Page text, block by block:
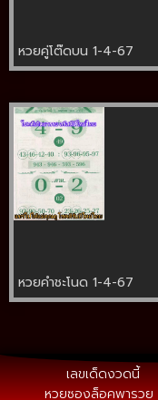
หวยคู่โต๊ดบน 1-4-67
หวยคำชะโนด 1-4-67
เลขเด็ดงวดนี้
หวยซองล็อคพารวย